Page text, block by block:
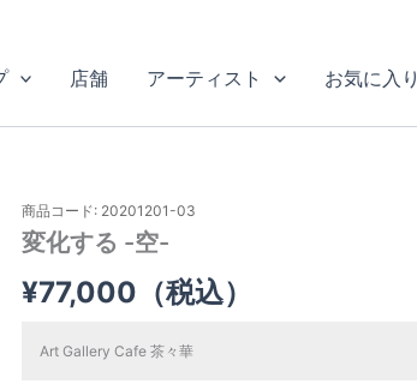
店舗 アーティスト お気に入り
商品コード: 20201201-03
変化する -空-
¥77,000 （税込）
Art Gallery Cafe 茶々華